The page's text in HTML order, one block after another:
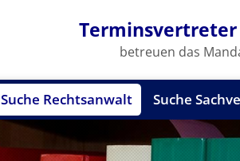
Terminsvertreter
betreuen das
Suche Rechtsanwalt Suche